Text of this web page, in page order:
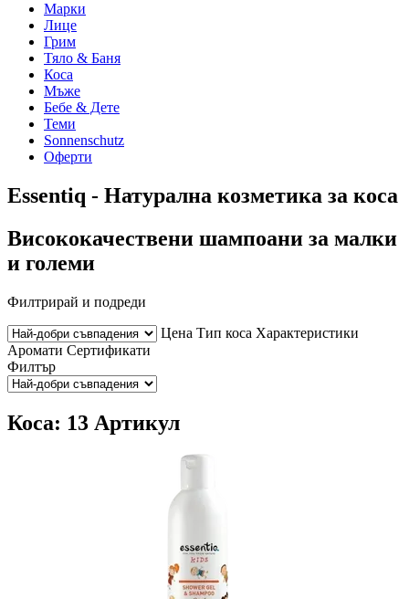
Марки
Лице
Грим
Тяло & Баня
Коса
Мъже
Бебе & Дете
Теми
Sonnenschutz
Оферти
Essentiq - Натурална козметика за коса
Висококачествени шампоани за малки
и големи
Филтрирай и подреди
Цена Тип коса Характеристики
Аромати Сертификати
Филтър
Коса: 13 Артикул